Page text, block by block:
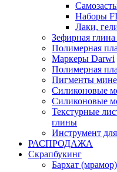
Наборы
Лаки,
Зефирная
Полимерная
Маркеры Darwi
Полимерная
Пигменты
Силиконовые
Силиконовые
Текстурные
глины
Инструмент
РАСПРОДАЖА
Скрапбукинг
Бархат (мрамор)